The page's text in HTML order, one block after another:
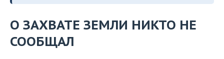
О ЗАХВАТЕ ЗЕМЛИ НИКТО НЕ
СООБЩАЛ